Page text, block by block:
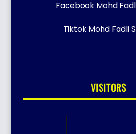
Facebook Mohd
Tiktok Mohd Fadli
VISITORS